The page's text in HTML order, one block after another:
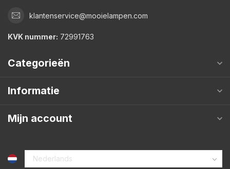
klantenservice@mooielampen.com
KVK nummer: 72991763
Categorieën
Informatie
Mijn account